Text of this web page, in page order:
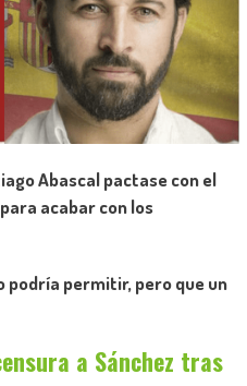
Abascal pactase con el
acabar con los
podría permitir, pero que un
a Sánchez tras